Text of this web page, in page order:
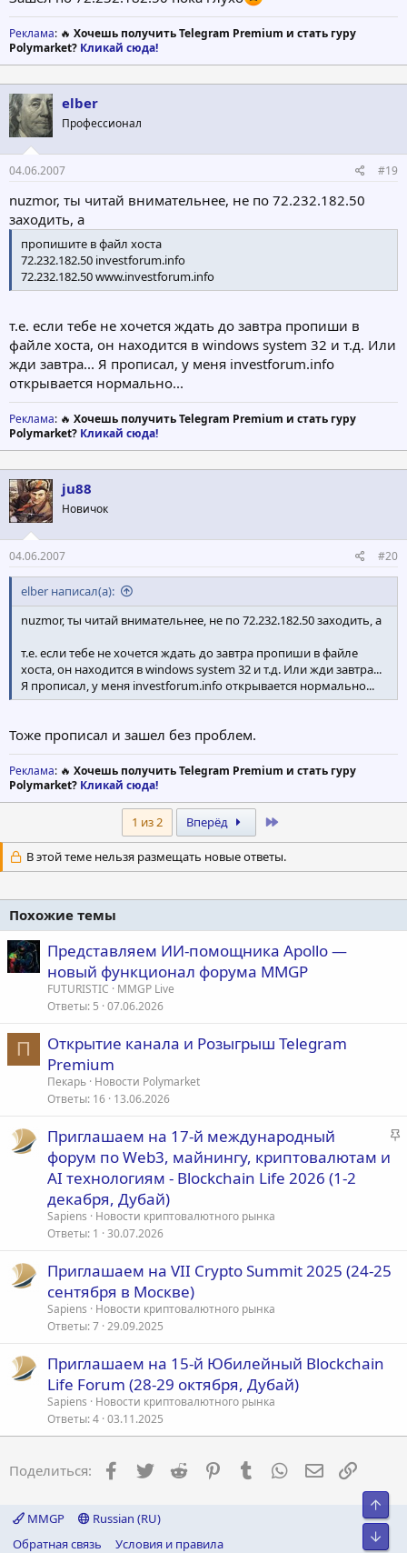
Реклама: 🔥 Хочешь получить Telegram Premium и стать гуру
Polymarket? Кликай сюда!
elber
Профессионал
04.06.2007 #19
nuzmor, ты читай внимательнее, не по 72.232.182.50
заходить, а
пропишите в файл хоста
72.232.182.50 investforum.info
72.232.182.50 www.investforum.info
т.е. если тебе не хочется ждать до завтра пропиши в
файле хоста, он находится в windows system 32 и т.д. Или
жди завтра... Я прописал, у меня investforum.info
открывается нормально...
Реклама: 🔥 Хочешь получить Telegram Premium и стать гуру
Polymarket? Кликай сюда!
ju88
Новичок
04.06.2007 #20
elber написал(а):
nuzmor, ты читай внимательнее, не по 72.232.182.50 заходить, а
т.е. если тебе не хочется ждать до завтра пропиши в файле
хоста, он находится в windows system 32 и т.д. Или жди завтра...
Я прописал, у меня investforum.info открывается нормально...
Тоже прописал и зашел без проблем.
Реклама: 🔥 Хочешь получить Telegram Premium и стать гуру
Polymarket? Кликай сюда!
1 из 2 Вперёд
В этой теме нельзя размещать новые ответы.
Похожие темы
Представляем ИИ-помощника Apollo —
новый функционал форума MMGP
FUTURISTIC
MMGP Live
Ответы 5 07.06.2026
П
Открытие канала и Розыгрыш Telegram
Premium
Пекарь Новости Polymarket
Ответы 16 13.06.2026
З
Приглашаем на 17-й международный
форум по Web3, майнингу, криптовалютам и
AI технологиям - Blockchain Life 2026 (1-2
декабря, Дубай)
Sapiens
Новости криптовалютного рынка
Ответы 1 30.07.2026
Приглашаем на VII Crypto Summit 2025 (24-25
сентября в Москве)
Sapiens
Новости криптовалютного рынка
Ответы 7 29.09.2025
Приглашаем на 15-й Юбилейный Blockchain
Life Forum (28-29 октября, Дубай)
Sapiens
Новости криптовалютного рынка
Ответы 4 03.11.2025
Поделиться: Facebook
Twitter Reddit PinterestTumblr WhatsApp
MMGP
Russian (RU)
Обратная связь
Условия и правила